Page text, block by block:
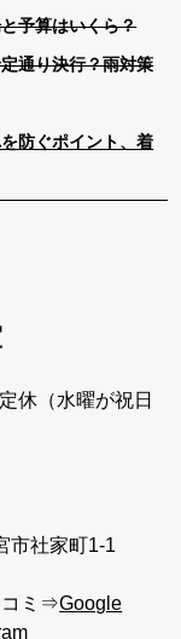
予算はいくら？
通り決行？雨対策
防ぐポイント、着
休（水曜が祝日
社家町1-1
コミ⇒Google